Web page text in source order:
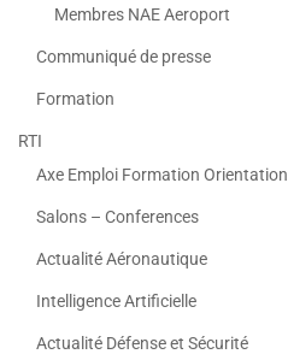
Membres NAE Aeroport
Communiqué de presse
Formation
RTI
Axe Emploi Formation Orientation
Salons – Conferences
Actualité Aéronautique
Intelligence Artificielle
Actualité Défense et Sécurité